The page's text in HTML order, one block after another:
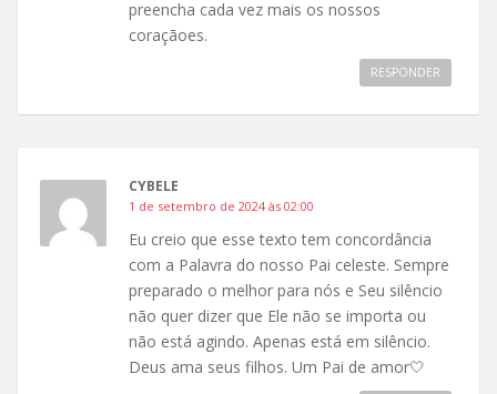
preencha cada vez mais os nossos
coraçãoes.
RESPONDER
CYBELE
1 de setembro de 2024 às 02:00
Eu creio que esse texto tem concordância
com a Palavra do nosso Pai celeste. Sempre
preparado o melhor para nós e Seu silêncio
não quer dizer que Ele não se importa ou
não está agindo. Apenas está em silêncio.
Deus ama seus filhos. Um Pai de amor🤍